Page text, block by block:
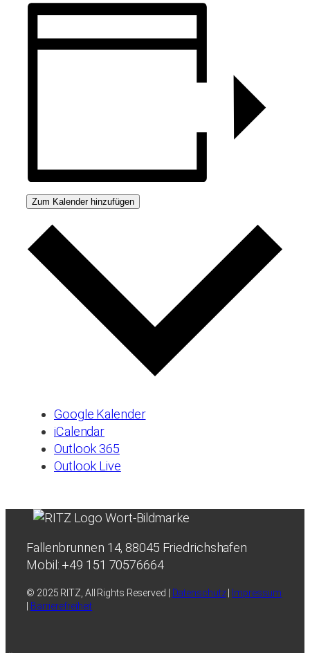
Zum Kalender hinzufügen
Google Kalender
iCalendar
Outlook 365
Outlook Live
Fallenbrunnen 14, 88045 Friedrichshafen
Mobil: +49 151 70576664
© 2025 RITZ, All Rights Reserved | Datenschutz| Impressum
| Barrierefreiheit